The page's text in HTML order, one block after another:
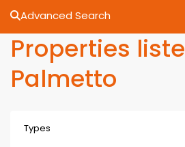
Advanced Search
Properties
Palmetto
Types